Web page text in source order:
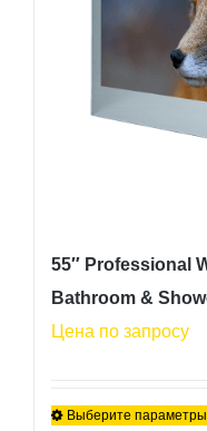
55″ Professional
Bathroom &
Цена по запросу
Выберите параметры